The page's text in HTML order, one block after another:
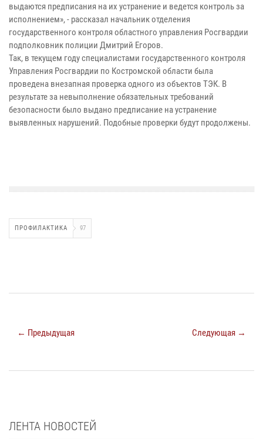
выдаются предписания на их устранение и ведется контроль за
исполнением», - рассказал начальник отделения
государственного контроля областного управления Росгвардии
подполковник полиции Дмитрий Егоров.
Так, в текущем году специалистами государственного контроля
Управления Росгвардии по Костромской области была
проведена внезапная проверка одного из объектов ТЭК. В
результате за невыполнение обязательных требований
безопасности было выдано предписание на устранение
выявленных нарушений. Подобные проверки будут продолжены.
ПРОФИЛАКТИКА 97
← Предыдущая Следующая →
ЛЕНТА НОВОСТЕЙ